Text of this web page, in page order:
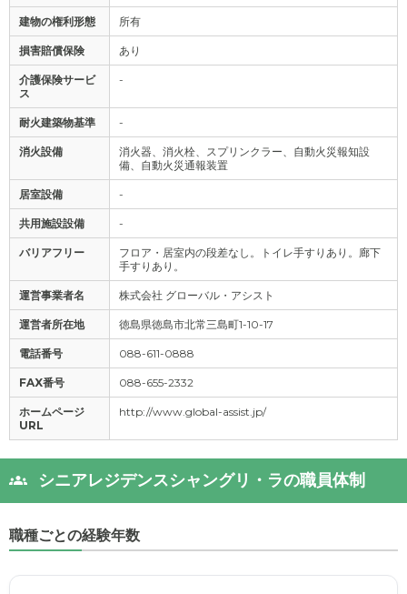
建物の権利形態 所有
損害賠償保険 あり
介護保険サービ
ス
-
耐火建築物基準 -
消火設備
消火器、消火栓、スプリンクラー、自動火災報知設
備、自動火災通報装置
居室設備 -
共用施設設備 -
バリアフリー
フロア・居室内の段差なし。トイレ手すりあり。廊下
手すりあり。
運営事業者名 株式会社 グローバル・アシスト
運営者所在地 徳島県徳島市北常三島町1-10-17
電話番号 088-611-0888
FAX番号 088-655-2332
ホームページ
URL
http://www.global-assist.jp/
シニアレジデンスシャングリ・ラの職員体制
職種ごとの経験年数